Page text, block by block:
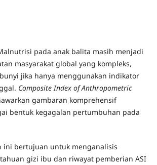
pada anak balita masih menjadi
masyarakat global yang kompleks,
jika hanya menggunakan indikator
Composite Index of Anthropometric
gambaran komprehensif
bentuk kegagalan pertumbuhan pada
ini bertujuan untuk menganalisis
gizi ibu dan riwayat pemberian ASI